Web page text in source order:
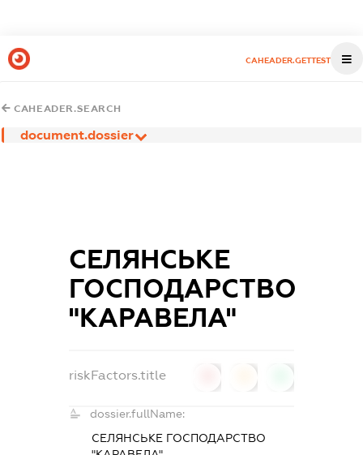
CAHEADER.GETTEST
CAHEADER.SEARCH
document.dossier
СЕЛЯНСЬКЕ
ГОСПОДАРСТВО
"КАРАВЕЛА"
riskFactors.title
dossier.fullName:
СЕЛЯНСЬКЕ ГОСПОДАРСТВО